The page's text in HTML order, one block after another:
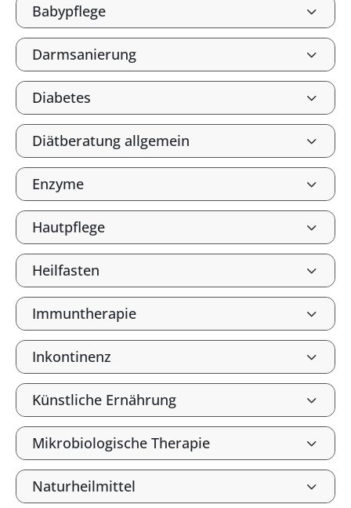
Babypflege
Darmsanierung
Diabetes
Diätberatung allgemein
Enzyme
Hautpflege
Heilfasten
Immuntherapie
Inkontinenz
Künstliche Ernährung
Mikrobiologische Therapie
Naturheilmittel